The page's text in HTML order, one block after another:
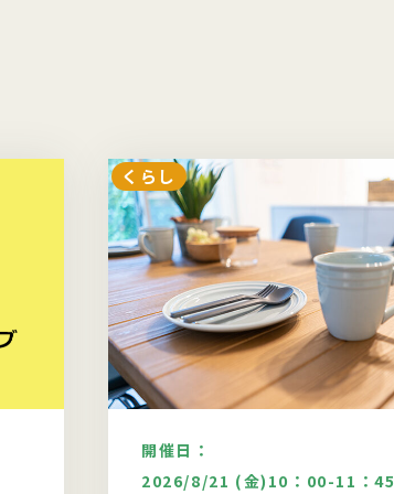
くらし
開催日：
2026/8/21 (金)10：00-11：45